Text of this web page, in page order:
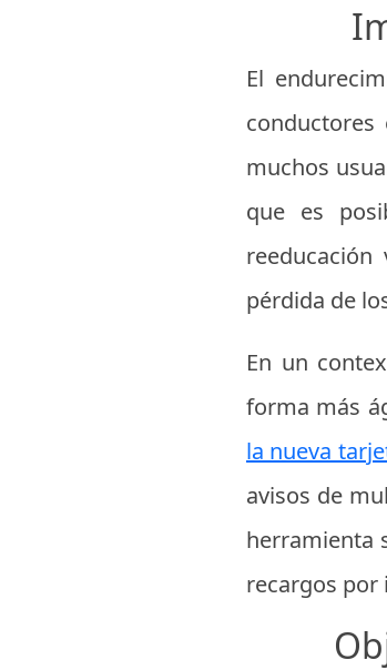
El
muchos
que es
pérdida de
En un
forma más
la nueva
avisos de
herramienta
recargos por